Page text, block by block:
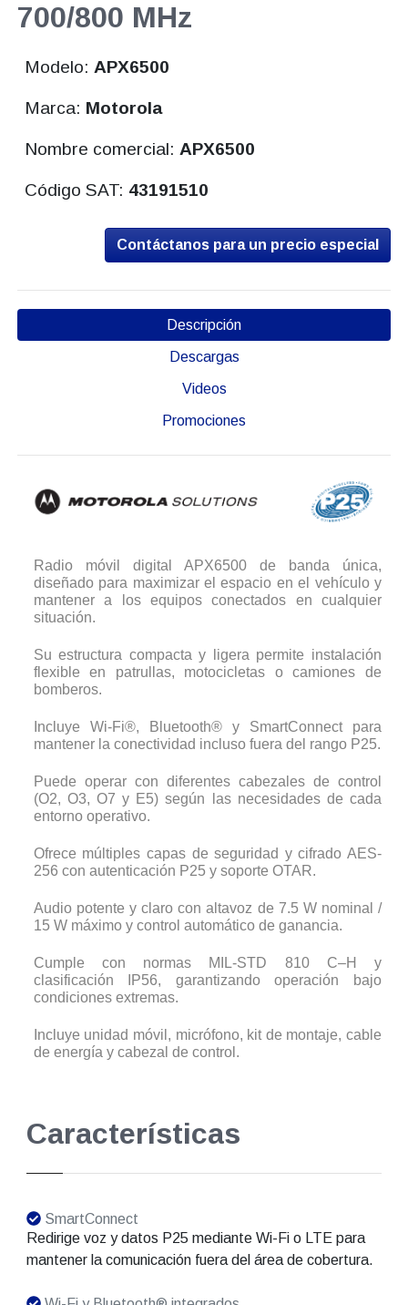
700/800 MHz
Modelo:APX6500
Marca: Motorola
Nombre comercial:APX6500
Código SAT: 43191510
Contáctanos para un precio especial
Descripción
Descargas
Videos
Promociones
Radio móvil digital APX6500 de banda única,
diseñado para maximizar el espacio en el vehículo y
mantener a los equipos conectados en cualquier
situación.
Su estructura compacta y ligera permite instalación
flexible en patrullas, motocicletas o camiones de
bomberos.
Incluye Wi-Fi®, Bluetooth® y SmartConnect para
mantener la conectividad incluso fuera del rango P25.
Puede operar con diferentes cabezales de control
(O2, O3, O7 y E5) según las necesidades de cada
entorno operativo.
Ofrece múltiples capas de seguridad y cifrado AES-
256 con autenticación P25 y soporte OTAR.
Audio potente y claro con altavoz de 7.5 W nominal /
15 W máximo y control automático de ganancia.
Cumple con normas MIL-STD 810 C–H y
clasificación IP56, garantizando operación bajo
condiciones extremas.
Incluye unidad móvil, micrófono, kit de montaje, cable
de energía y cabezal de control.
Características
SmartConnect
Redirige voz y datos P25 mediante Wi-Fi o LTE para
mantener la comunicación fuera del área de cobertura.